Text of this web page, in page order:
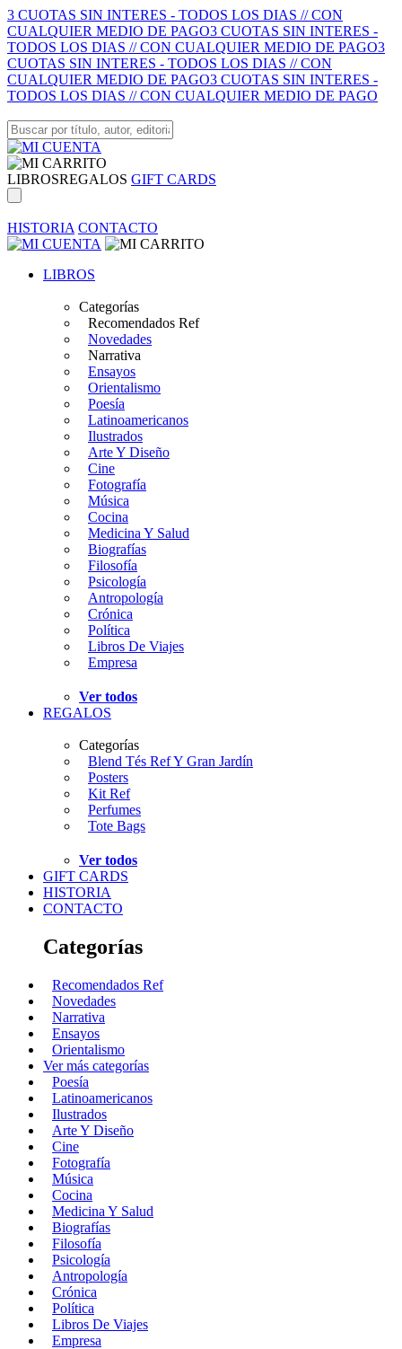
3 CUOTAS SIN INTERES - TODOS LOS DIAS // CON
CUALQUIER MEDIO DE PAGO3 CUOTAS SIN INTERES -
TODOS LOS DIAS // CON CUALQUIER MEDIO DE PAGO3
CUOTAS SIN INTERES - TODOS LOS DIAS // CON
CUALQUIER MEDIO DE PAGO3 CUOTAS SIN INTERES -
TODOS LOS DIAS // CON CUALQUIER MEDIO DE PAGO
LIBROSREGALOS GIFT CARDS
HISTORIA CONTACTO
LIBROS
Categorías
Recomendados Ref
Novedades
Narrativa
Ensayos
Orientalismo
Poesía
Latinoamericanos
Ilustrados
Arte Y Diseño
Cine
Fotografía
Música
Cocina
Medicina Y Salud
Biografías
Filosofía
Psicología
Antropología
Crónica
Política
Libros De Viajes
Empresa
Ver todos
REGALOS
Categorías
Blend Tés Ref Y Gran Jardín
Posters
Kit Ref
Perfumes
Tote Bags
Ver todos
GIFT CARDS
HISTORIA
CONTACTO
Categorías
Recomendados Ref
Novedades
Narrativa
Ensayos
Orientalismo
Ver más categorías
Poesía
Latinoamericanos
Ilustrados
Arte Y Diseño
Cine
Fotografía
Música
Cocina
Medicina Y Salud
Biografías
Filosofía
Psicología
Antropología
Crónica
Política
Libros De Viajes
Empresa